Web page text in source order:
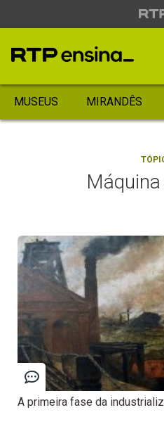
MUSEUS MIRANDÊS
A primeira fase da